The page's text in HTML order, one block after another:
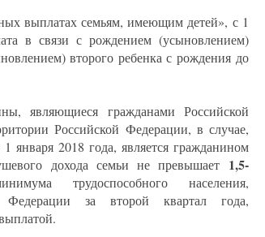
выплатах семьям, имеющим детей», с 1
в связи с рождением (усыновлением)
второго ребенка с рождения до
являющиеся гражданами Российской
Российской Федерации, в случае,
января 2018 года, является гражданином
дохода семьи не превышает 1,5-
трудоспособного населения,
Федерации за второй квартал года,